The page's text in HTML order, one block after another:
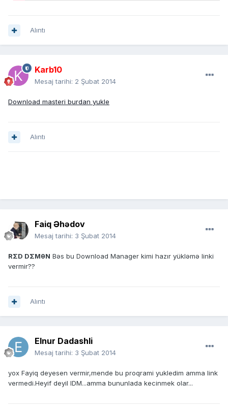
Alıntı
Karb10
Mesaj tarihi: 2 Şubat 2014
Download masteri burdan yukle
Alıntı
Faiq Əhədov
Mesaj tarihi: 3 Şubat 2014
RΣD DΣMθN Bəs bu Download Manager kimi hazır yükləmə linki
vermir??
Alıntı
Elnur Dadashli
Mesaj tarihi: 3 Şubat 2014
yox Fayiq deyesen vermir,mende bu proqrami yukledim amma link
vermedi.Heyif deyil IDM...amma bununlada kecinmek olar...